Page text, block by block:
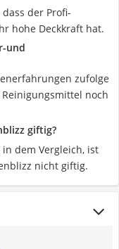
der Profi-
hohe Deckkraft hat.
und
zufolge
noch
giftig?
dem Vergleich, ist
nicht giftig.